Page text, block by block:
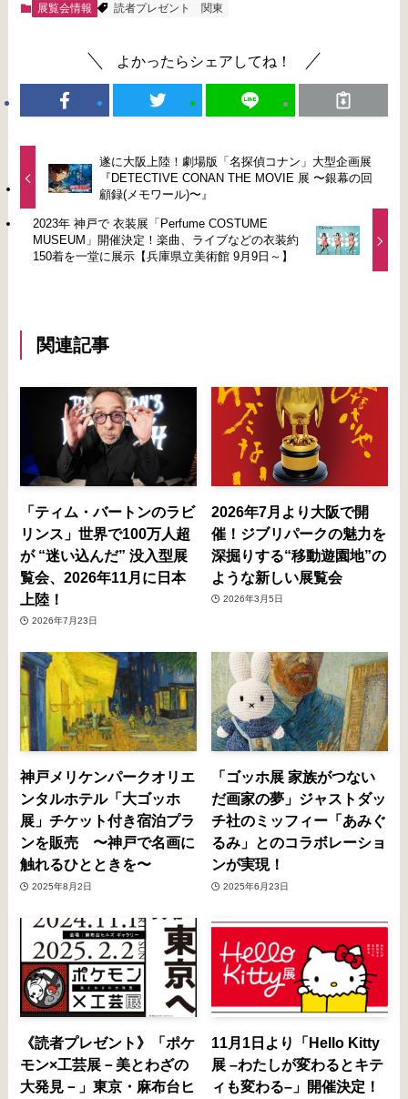
展覧会情報 読者プレゼント 関東
よかったらシェアしてね！
遂に大阪上陸！劇場版「名探偵コナン」大型企画展
『DETECTIVE CONAN THE MOVIE 展 〜銀幕の回
顧録(メモワール)〜』
2023年 神戸で 衣装展「Perfume COSTUME
MUSEUM」開催決定！楽曲、ライブなどの衣装約
150着を一堂に展示【兵庫県立美術館 9月9日～】
関連記事
「ティム・バートンのラビ
リンス」世界で100万人超
が “迷い込んだ” 没入型展
覧会、2026年11月に日本
上陸！
2026年7月23日
2026年7月より大阪で開
催！ジブリパークの魅力を
深掘りする“移動遊園地”の
ような新しい展覧会
2026年3月5日
神戸メリケンパークオリエ
ンタルホテル「大ゴッホ
展」チケット付き宿泊プラ
ンを販売 〜神戸で名画に
触れるひとときを〜
2025年8月2日
「ゴッホ展 家族がつない
だ画家の夢」ジャストダッ
チ社のミッフィー「あみぐ
るみ」とのコラボレーショ
ンが実現！
2025年6月23日
《読者プレゼント》「ポケ
モン×工芸展－美とわざの
大発見－」東京・麻布台ヒ
11月1日より「Hello Kitty
展 –わたしが変わるとキテ
ィも変わる–」開催決定！